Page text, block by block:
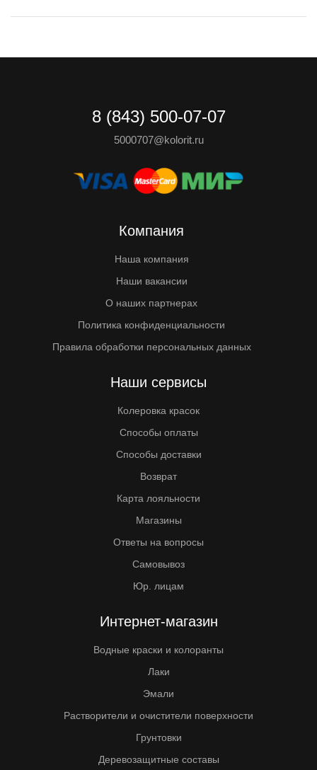
8 (843) 500-07-07
5000707@kolorit.ru
Компания
Наша компания
Наши вакансии
О наших партнерах
Политика конфиденциальности
Правила обработки персональных данных
Наши сервисы
Колеровка красок
Способы оплаты
Способы доставки
Возврат
Карта лояльности
Магазины
Ответы на вопросы
Самовывоз
Юр. лицам
Интернет-магазин
Водные краски и колоранты
Лаки
Эмали
Растворители и очистители поверхности
Грунтовки
Деревозащитные составы